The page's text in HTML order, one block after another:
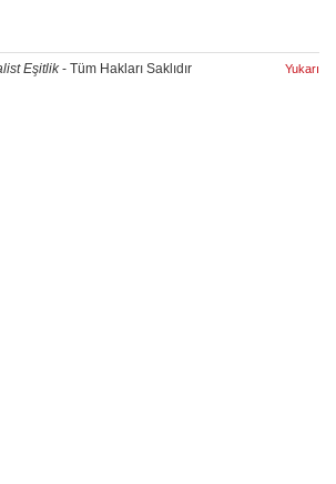
Eşitlik- Tüm Hakları Saklıdır Yukarı